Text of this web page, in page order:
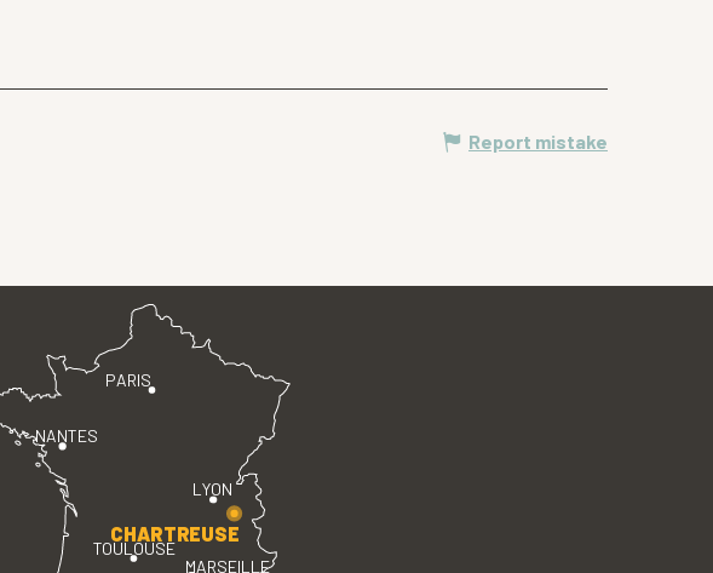
Report mistake
PARIS
LYON
TOULOUSE
MARSEILLE
NANTES
CHARTREUSE